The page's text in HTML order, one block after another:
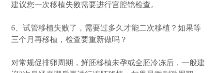
建议您一次移植失败需要进行宫腔镜检查。
6、试管移植失败了，需要过多久才能二次移植？如果等
三个月再移植，检查要重新做吗？
对常规促排卵周期，鲜胚移植未孕或全胚冷冻后，一般建